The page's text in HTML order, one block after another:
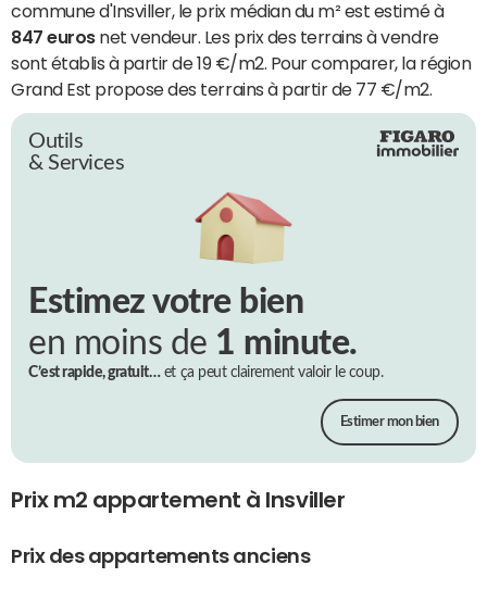
commune d'Insviller, le prix médian du m² est estimé à
847 eurosnet vendeur. Les prix des terrains à vendre
sont établis à partir de 19 €/m2. Pour comparer, la région
Grand Est propose des terrains à partir de 77 €/m2.
Outils
& Services
Estimez votre bien
en moins de 1 minute.
C’est rapide, gratuit…et ça peut clairement valoir le coup.
Estimer mon bien
Prix m2 appartement à Insviller
Prix des appartements anciens